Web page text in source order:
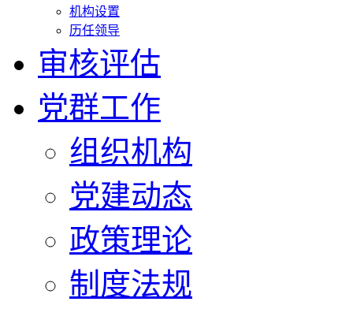
机构设置
历任领导
审核评估
党群工作
组织机构
党建动态
政策理论
制度法规